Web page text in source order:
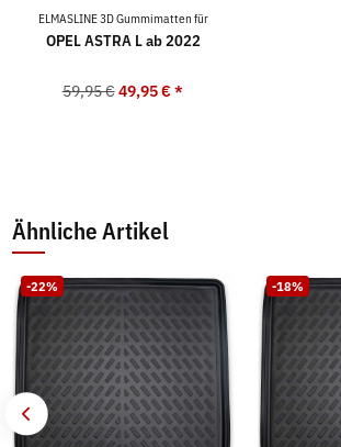
ELMASLINE 3D Gummimatten für
OPEL ASTRA L ab 2022
59,95 € 49,95 €*
Ähnliche Artikel
-22% -18%